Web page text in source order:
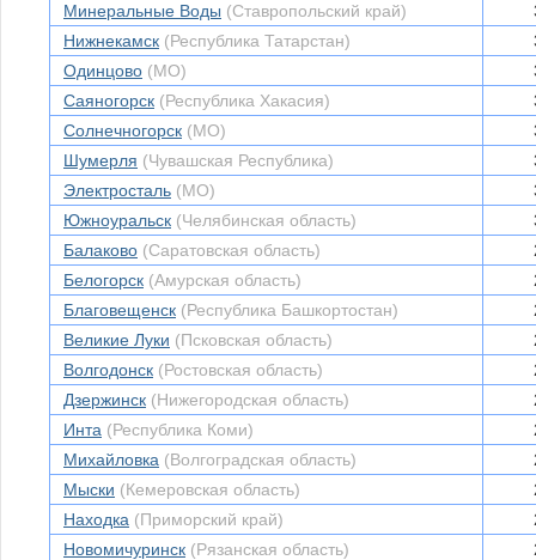
Минеральные Воды (Ставропольский край)
Нижнекамск (Республика Татарстан)
Одинцово (МО)
Саяногорск (Республика Хакасия)
Солнечногорск (МО)
Шумерля (Чувашская Республика)
Электросталь (МО)
Южноуральск (Челябинская область)
Балаково (Саратовская область)
Белогорск (Амурская область)
Благовещенск (Республика Башкортостан)
Великие Луки (Псковская область)
Волгодонск (Ростовская область)
Дзержинск (Нижегородская область)
Инта (Республика Коми)
Михайловка (Волгоградская область)
Мыски (Кемеровская область)
Находка (Приморский край)
Новомичуринск (Рязанская область)